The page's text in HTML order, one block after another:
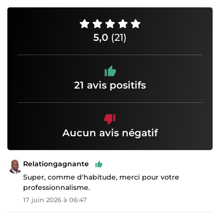
5,0 (21)
21 avis positifs
Aucun avis négatif
Relationgagnante
Super, comme d'habitude, merci pour votre
professionnalisme.
17 juin 2026 à 06:47